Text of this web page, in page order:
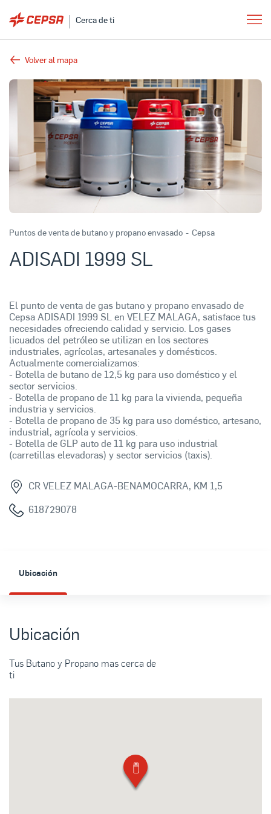
Cerca de ti
Volver al mapa
Puntos de venta de butano y propano envasado - Cepsa
ADISADI 1999 SL
El punto de venta de gas butano y propano envasado de
Cepsa ADISADI 1999 SL en VELEZ MALAGA, satisface tus
necesidades ofreciendo calidad y servicio. Los gases
licuados del petróleo se utilizan en los sectores
industriales, agrícolas, artesanales y domésticos.
Actualmente comercializamos:
- Botella de butano de 12,5 kg para uso doméstico y el
sector servicios.
- Botella de propano de 11 kg para la vivienda, pequeña
industria y servicios.
- Botella de propano de 35 kg para uso doméstico, artesano,
industrial, agrícola y servicios.
- Botella de GLP auto de 11 kg para uso industrial
(carretillas elevadoras) y sector servicios (taxis).
CR VELEZ MALAGA-BENAMOCARRA, KM 1,5
618729078
Ubicación
Ubicación
Tus Butano y Propano mas cerca de
ti